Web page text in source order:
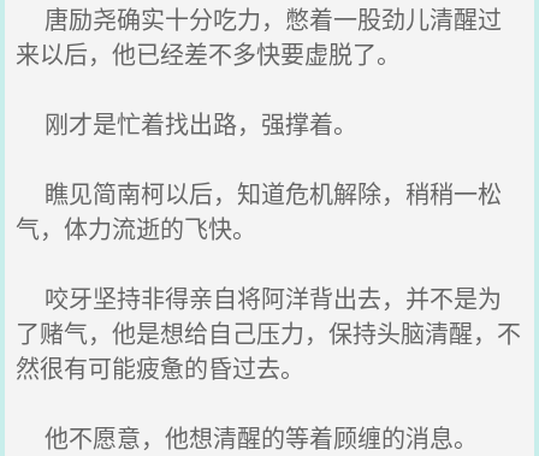
唐励尧确实十分吃力，憋着一股劲儿清醒过
来以后，他已经差不多快要虚脱了。
刚才是忙着找出路，强撑着。
瞧见简南柯以后，知道危机解除，稍稍一松
气，体力流逝的飞快。
咬牙坚持非得亲自将阿洋背出去，并不是为
了赌气，他是想给自己压力，保持头脑清醒，不
然很有可能疲惫的昏过去。
他不愿意，他想清醒的等着顾缠的消息。